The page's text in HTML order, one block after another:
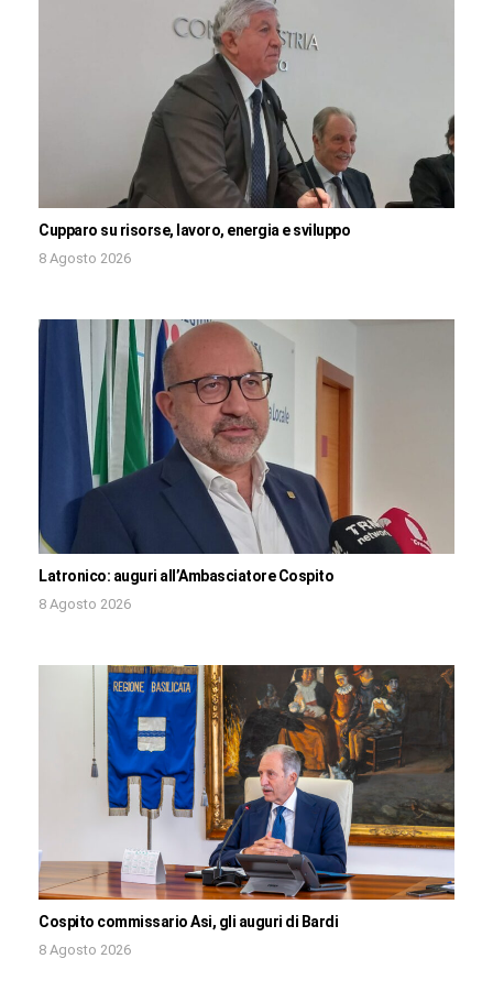
Cupparo su risorse, lavoro, energia e sviluppo
8 Agosto 2026
Latronico: auguri all’Ambasciatore Cospito
8 Agosto 2026
Cospito commissario Asi, gli auguri di Bardi
8 Agosto 2026